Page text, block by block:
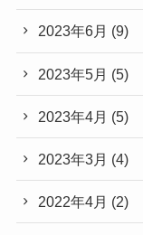
2023年6月 (9)
2023年5月 (5)
2023年4月 (5)
2023年3月 (4)
2022年4月 (2)